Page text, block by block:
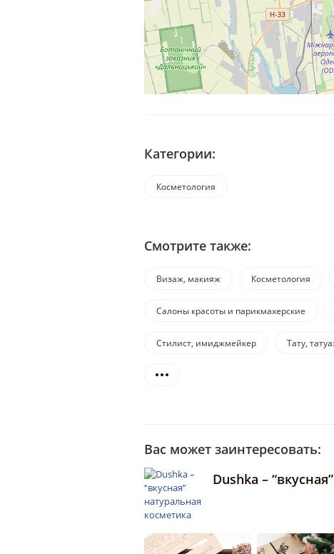
Категории:
Косметология
Смотрите также:
Визаж, макияж Косметология
Салоны красоты и парикмахерские
Стилист, имиджмейкер Тату,
Вас может заинтересовать:
Dushka –